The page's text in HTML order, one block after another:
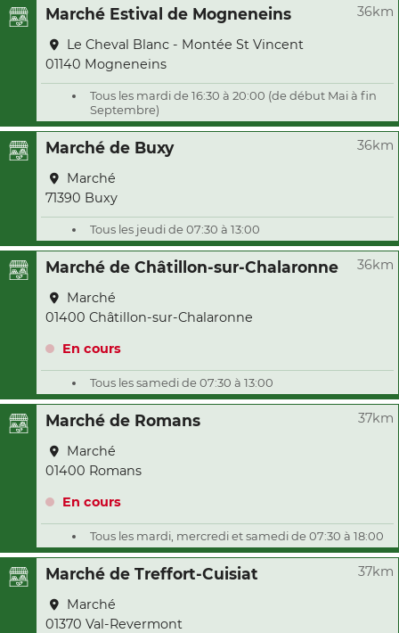
Marché Estival de Mogneneins 36km
Le Cheval Blanc - Montée St Vincent
01140 Mogneneins
Tous les mardi de 16:30 à 20:00 (de début Mai à fin
Septembre)
Marché de Buxy 36km
Marché
71390 Buxy
Tous les jeudi de 07:30 à 13:00
Marché de Châtillon-sur-Chalaronne 36km
Marché
01400 Châtillon-sur-Chalaronne
En cours
Tous les samedi de 07:30 à 13:00
Marché de Romans 37km
Marché
01400 Romans
En cours
Tous les mardi, mercredi et samedi de 07:30 à 18:00
Marché de Treffort-Cuisiat 37km
Marché
01370 Val-Revermont